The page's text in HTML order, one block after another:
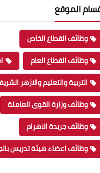
الموقع
وظائف القطاع الخاص
وظائف القطاع العام
التربية والتعليم والازهر
وظائف وزارة القوى العاملة
وظائف جريدة الاهرام
وظائف اعضاء هيئة تدريس